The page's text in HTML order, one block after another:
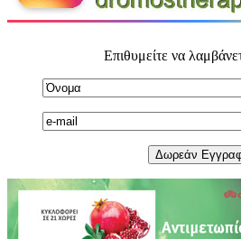
Επιθυμείτε να